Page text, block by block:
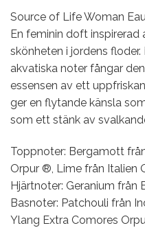
Source of Life Woman
En feminin doft inspirerad
skönheten i jordens
akvatiska noter fångar
essensen av ett
ger en flytande känsla
som ett stänk av
Toppnoter: Bergamott
Orpur ®, Lime från Italien
Hjärtnoter: Geranium från
Basnoter: Patchouli från
Ylang Extra Comores